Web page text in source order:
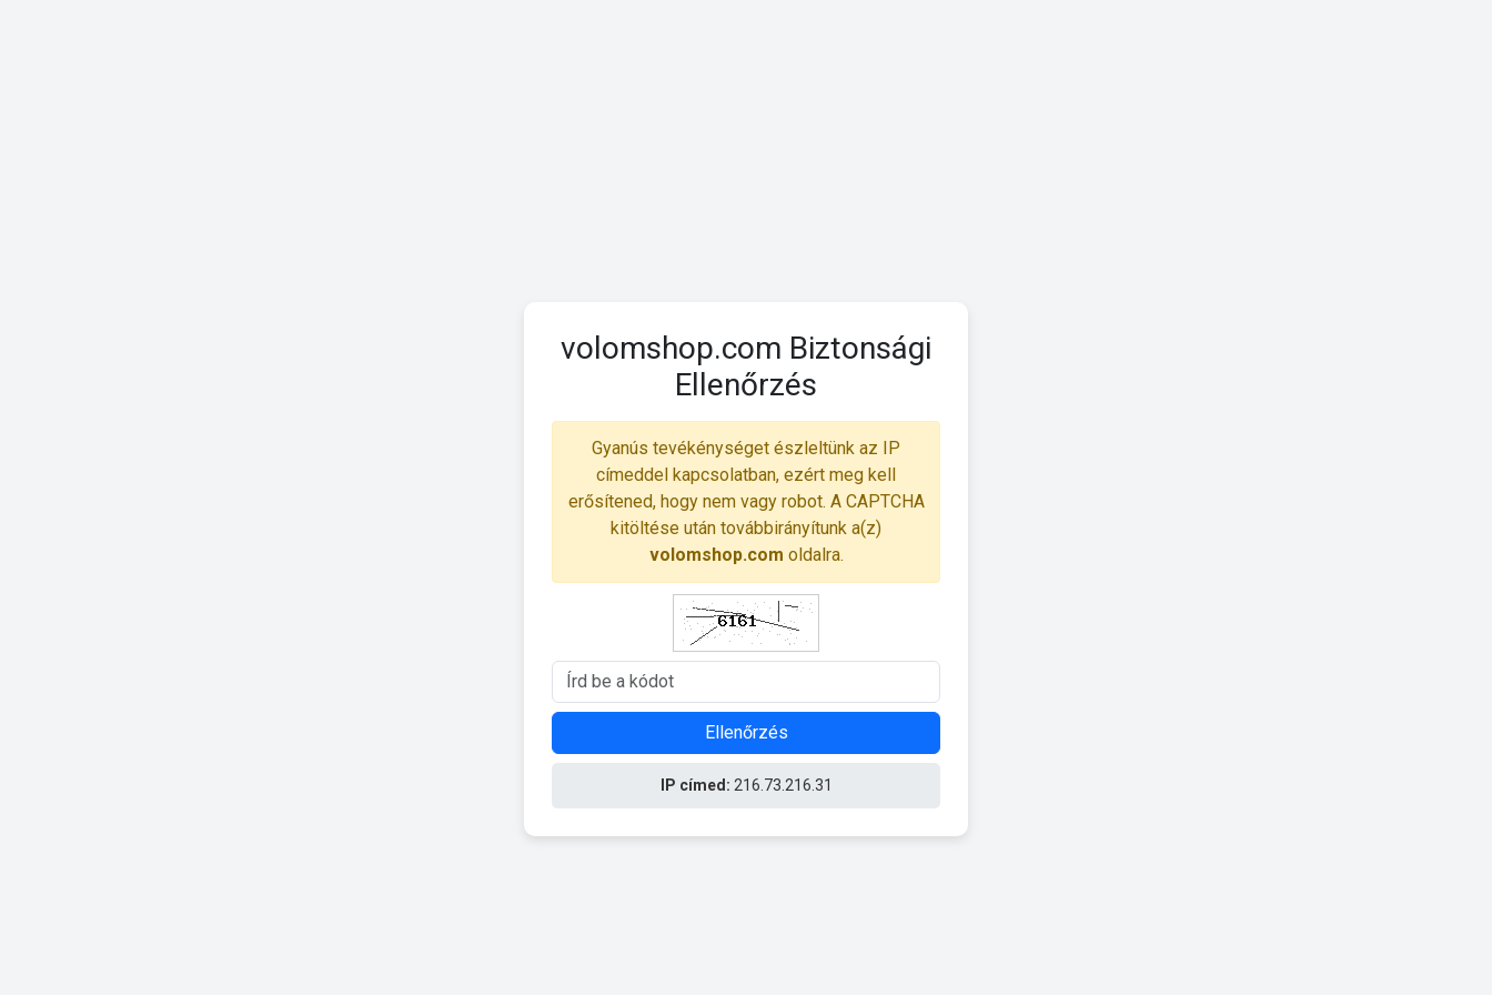
volomshop.com Biztonsági
Ellenőrzés
Gyanús tevékénységet észleltünk az IP
címeddel kapcsolatban, ezért meg kell
erősítened, hogy nem vagy robot. A CAPTCHA
kitöltése után továbbirányítunk a(z)
volomshop.com oldalra.
Ellenőrzés
IP címed: 216.73.216.31